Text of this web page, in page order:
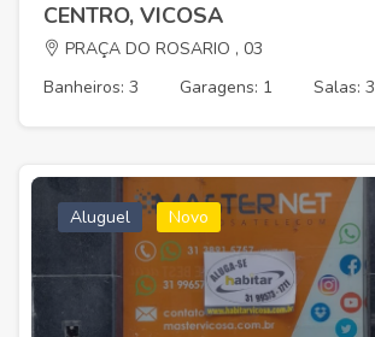
CENTRO, VICOSA
PRAÇA DO ROSARIO , 03
Banheiros: 3
Garagens: 1 Salas: 3
Aluguel Novo